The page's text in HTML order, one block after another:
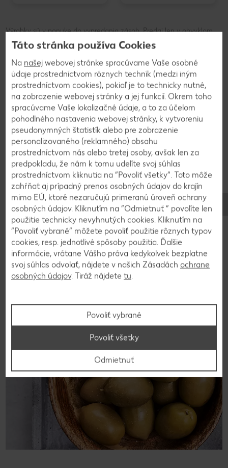
Výrobky sú v ponuke do vypredania zásob. Predaj len v obvyklom
množstve. Zobrazenia sú len ilustračné. Za chyby neručíme.
Používanie a skladovanie
Na čo sa môžu použiť olivy a ako
sa majú skladovať?
Olivy sa môžu konzumovať buď surové, alebo sa predávajú
nakladané. Okrem toho sú olivy chutnou prísadou do
stredomorských pokrmov a šalátov. Ďalšie hlavné využitie
olív je pri výrobe olivového oleja, kde ide o olej lisovaný za
studena a o tuk z olív spracovaný na olej.
Olivy by sa mali skladovať na tmavom a chladnom mieste
chránenom pred pôsobením svetla. Najlepšie je, ak sa olivy
aj po otvorení uchovávajú v uzavretej nádobe. Za
optimálnych podmienok sa olivy po otvorení môžu skladovať
približne dva týždne.
Táto stránka používa Cookies
Na našej webovej stránke spracúvame Vaše osobné
údaje prostredníctvom rôznych techník (medzi iným
prostredníctvom cookies), pokiaľ je to technicky nutné,
na zobrazenie webovej stránky a jej funkcií. Okrem toho
spracúvame Vaše lokalizačné údaje, a to za účelom
pohodlného nastavenia webovej stránky, k vytvoreniu
pseudonymných štatistík alebo pre zobrazenie
personalizovaného (reklamného) obsahu
prostredníctvom nás alebo tretej osoby, avšak len za
predpokladu, že nám k tomu udelíte svoj súhlas
prostredníctvom kliknutia na “Povoliť všetky”. Toto môže
zahŕňať aj prípadný prenos osobných údajov do krajín
mimo EÚ, ktoré nezaručujú primeranú úroveň ochrany
osobných údajov. Kliknutím na “Odmietnuť ” povolíte len
použitie technicky nevyhnutých cookies. Kliknutím na
“Povoliť vybrané” môžete povoliť použitie rôznych typov
cookies, resp. jednotlivé spôsoby použitia. Ďalšie
informácie, vrátane Vášho práva kedykoľvek bezplatne
svoj súhlas odvolať, nájdete v našich Zásadách ochrane
osobných údajov. Tiráž nájdete tu.
Povoliť vybrané
Odmietnuť
Povoliť všetky